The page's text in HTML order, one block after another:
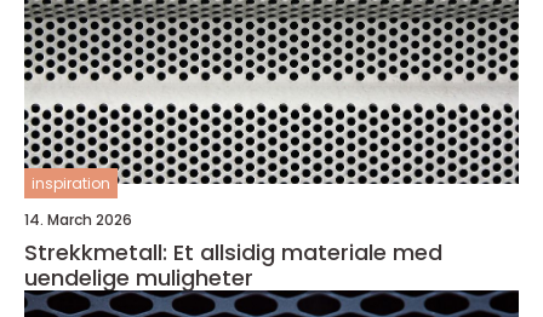
inspiration
14. March 2026
Strekkmetall: Et allsidig materiale med
uendelige muligheter